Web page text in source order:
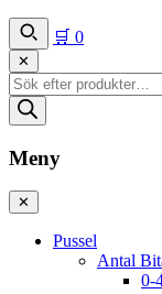
🛒 0
✕
Produktsökning
Meny
✕
Pussel
Antal
0-